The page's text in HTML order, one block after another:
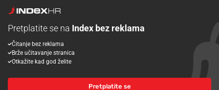
Oglašavanje Zaposli se na Indexu
korištenja
Postavke kolačića
Pretplatite se na Index bez reklama
Čitanje bez reklama
Brže učitavanje stranica
Otkažite kad god želite
Pretplatite se